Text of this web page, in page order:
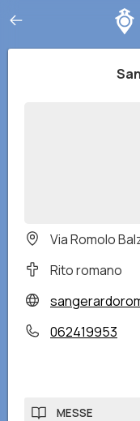
Via Romolo
Rito romano
062419953
MESSE